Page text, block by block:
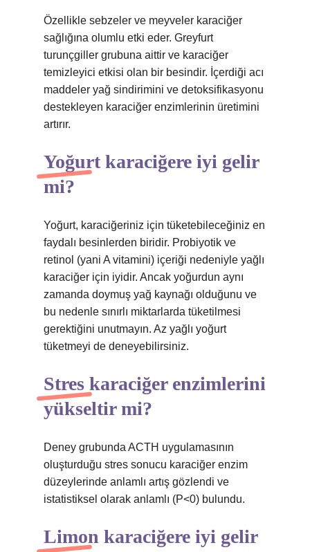
Özellikle sebzeler ve meyveler karaciğer
sağlığına olumlu etki eder. Greyfurt
turunçgiller grubuna aittir ve karaciğer
temizleyici etkisi olan bir besindir. İçerdiği acı
maddeler yağ sindirimini ve detoksifikasyonu
destekleyen karaciğer enzimlerinin üretimini
artırır.
Yoğurt karaciğere iyi gelir
mi?
Yoğurt, karaciğeriniz için tüketebileceğiniz en
faydalı besinlerden biridir. Probiyotik ve
retinol (yani A vitamini) içeriği nedeniyle yağlı
karaciğer için iyidir. Ancak yoğurdun aynı
zamanda doymuş yağ kaynağı olduğunu ve
bu nedenle sınırlı miktarlarda tüketilmesi
gerektiğini unutmayın. Az yağlı yoğurt
tüketmeyi de deneyebilirsiniz.
Stres karaciğer enzimlerini
yükseltir mi?
Deney grubunda ACTH uygulamasının
oluşturduğu stres sonucu karaciğer enzim
düzeylerinde anlamlı artış gözlendi ve
istatistiksel olarak anlamlı (P<0) bulundu.
Limon karaciğere iyi gelir